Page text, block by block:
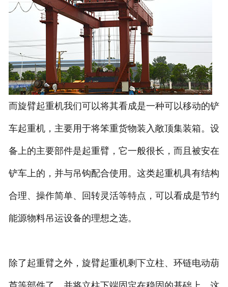
而旋臂起重机我们可以将其看成是一种可以移动的铲
车起重机，主要用于将笨重货物装入敞顶集装箱。设
备上的主要部件是起重臂，它一般很长，而且被安在
铲车上的，并与吊钩配合使用。这类起重机具有结构
合理、操作简单、回转灵活等特点，可以看成是节约
能源物料吊运设备的理想之选。
除了起重臂之外，旋臂起重机剩下立柱、环链电动葫